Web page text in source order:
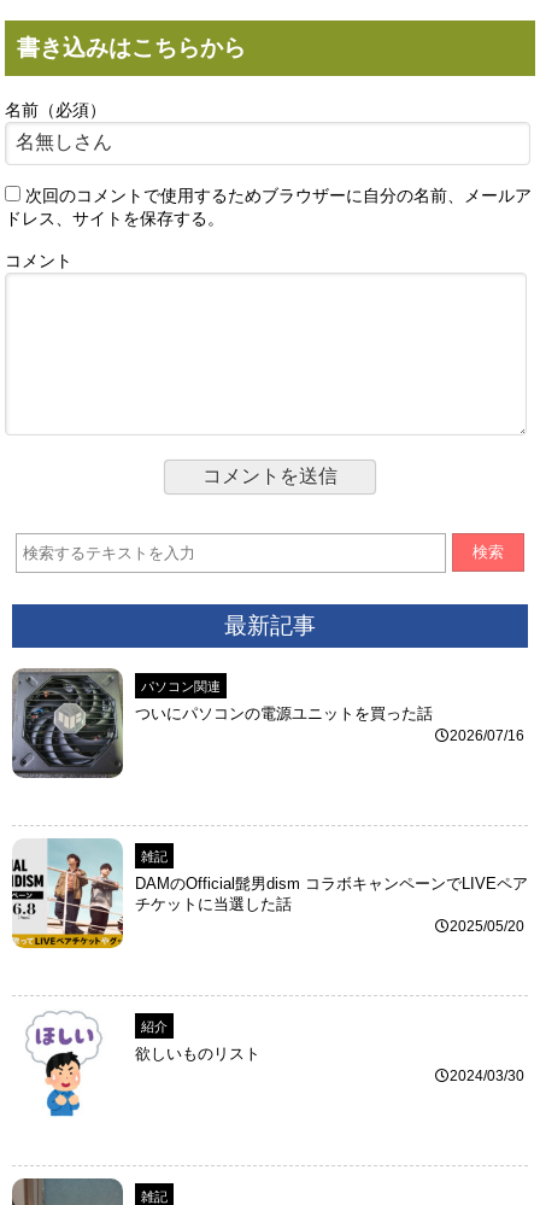
書き込みはこちらから
名前（必須）
次回のコメントで使用するためブラウザーに自分の名前、メールア
ドレス、サイトを保存する。
コメント
検索
最新記事
パソコン関連
ついにパソコンの電源ユニットを買った話
2026/07/16
雑記
DAMのOfficial髭男dism コラボキャンペーンでLIVEペア
チケットに当選した話
2025/05/20
紹介
欲しいものリスト
2024/03/30
雑記